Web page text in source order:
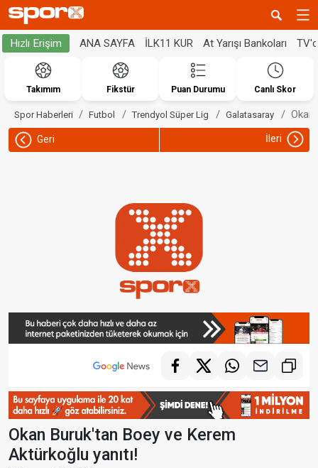
Hızlı Erişim ANA SAYFA İLK11 KUR At Yarışı Bankoları
Takımım Fikstür Puan Durumu Canlı Skor
Spor Haberleri Futbol Trendyol Süper Lig Galatasaray Okan
Geri İleri
Okan Buruk'tan Boey ve Kerem
Aktürkoğlu yanıtı!